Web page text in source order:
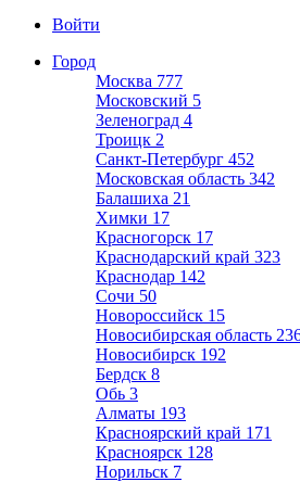
Войти
Город
Москва 777
Московский 5
Зеленоград 4
Троицк 2
Санкт-Петербург 452
Московская область 342
Балашиха 21
Химки 17
Красногорск 17
Краснодарский край 323
Краснодар 142
Сочи 50
Новороссийск 15
Новосибирская область
Новосибирск 192
Бердск 8
Обь 3
Алматы 193
Красноярский край 171
Красноярск 128
Норильск 7